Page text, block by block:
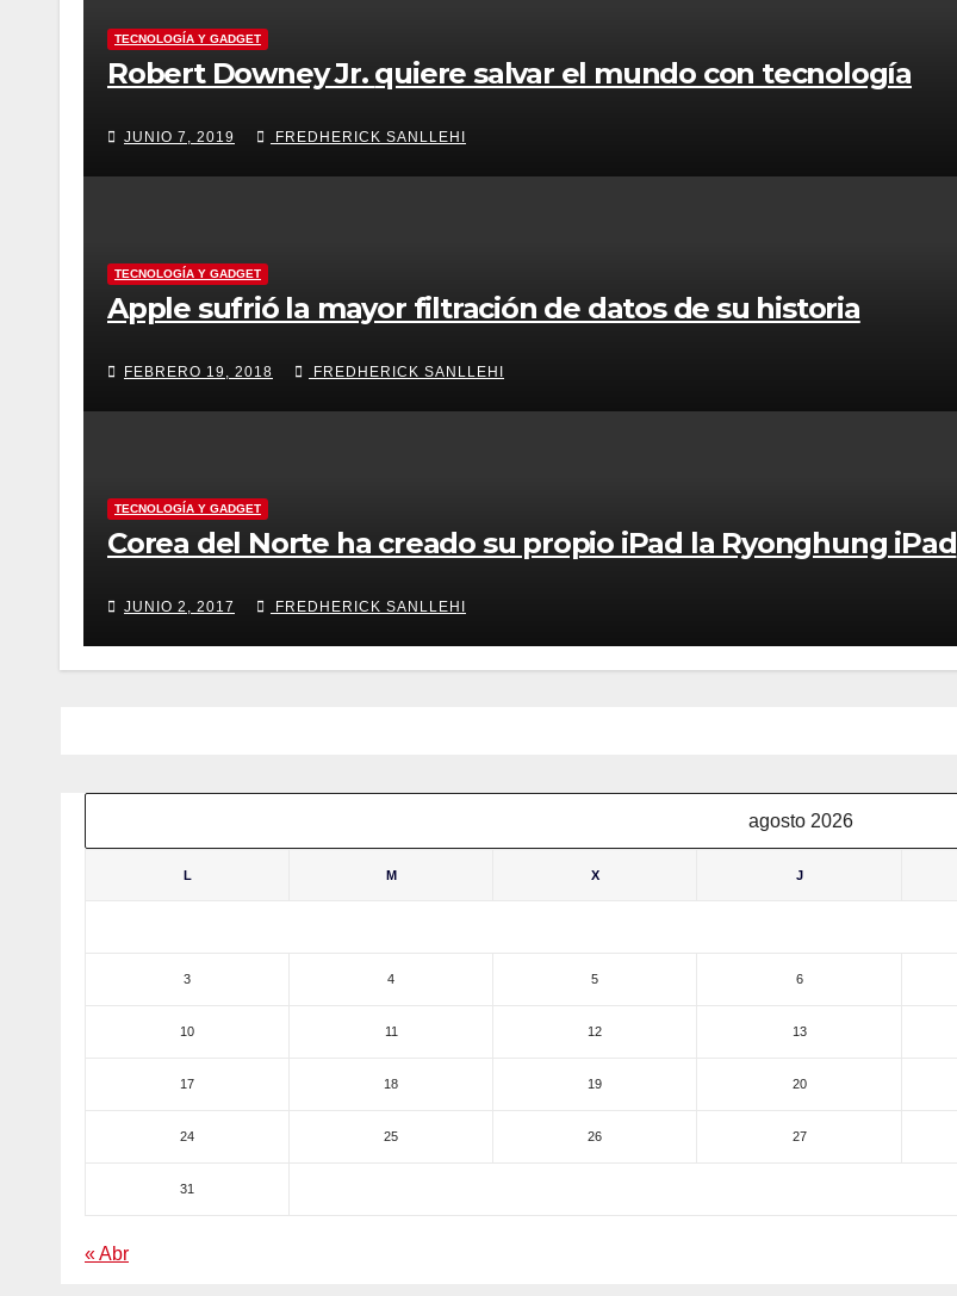
TECNOLOGÍA Y GADGET
Robert Downey Jr. quiere salvar el mundo con tecnología
JUNIO 7, 2019 FREDHERICK SANLLEHI
TECNOLOGÍA Y GADGET
Apple sufrió la mayor filtración de datos de su historia
FEBRERO 19, 2018 FREDHERICK SANLLEHI
TECNOLOGÍA Y GADGET
Corea del Norte ha creado su propio iPad la Ryonghung iPad
JUNIO 2, 2017 FREDHERICK SANLLEHI
agosto 2026
L M X J
3 4 5 6
10 11 12 13
17 18 19 20
24 25 26 27
31
« Abr